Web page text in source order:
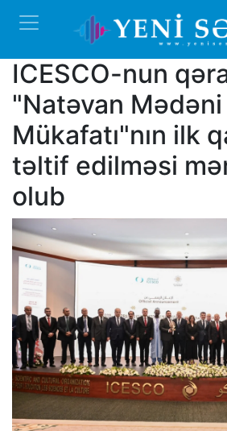
ICESCO-nun
"Natəvan
Mükafatı"nın ilk
təltif edilməsi
olub